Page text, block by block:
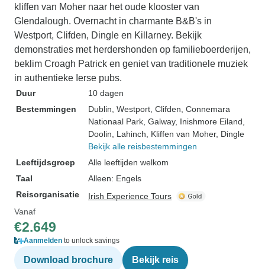
kliffen van Moher naar het oude klooster van
Glendalough. Overnacht in charmante B&B's in
Westport, Clifden, Dingle en Killarney. Bekijk
demonstraties met herdershonden op familieboerderijen,
beklim Croagh Patrick en geniet van traditionele muziek
in authentieke Ierse pubs.
Duur
10 dagen
Bestemmingen
Dublin , Westport , Clifden , Connemara
Nationaal Park , Galway, Inishmore Eiland
Doolin , Lahinch , Kliffen van Moher, Dingle
Bekijk alle reisbestemmingen
Leeftijdsgroep
Alle leeftijden welkom
Taal
Alleen: Engels
Reisorganisatie
Irish Experience Tours
Vanaf
€2.649
Aanmelden to unlock savings
Download brochure Bekijk reis